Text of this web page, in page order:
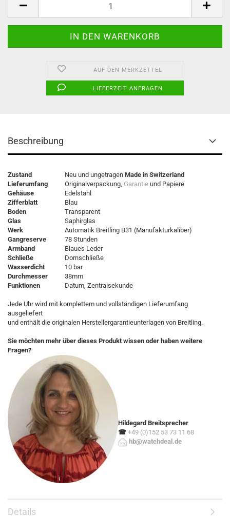
AUF DEN MERKZETTEL
LIEFERZEIT ANFRAGEN
Beschreibung
Zustand Neu und ungetragen Made in Switzerland
Lieferumfang
Originalverpackung, Garantie und Papiere
Gehäuse
Edelstahl
Zifferblatt
Blau
Boden
Transparent
Glas
Saphirglas
Werk
Automatik Breitling B31 (Manufakturkaliber)
Gangreserve
78 Stunden
Armband
Blaues Leder
Schließe
Dornschließe
Wasserdicht
10 bar
Durchmesser
38mm
Funktionen
Datum, Zentralsekunde
Jede Uhr wird mit komplettem und vollständigen Lieferumfang
ausgeliefert
und enthält die originalen Herstellergarantieunterlagen von Breitling.
Sie möchten mehr über dieses Produkt wissen oder haben weitere
Fragen?
Hildegard Breitsprecher
☎ +49 (0)152 53 73 11 68
hb@watchdeal.de
Details